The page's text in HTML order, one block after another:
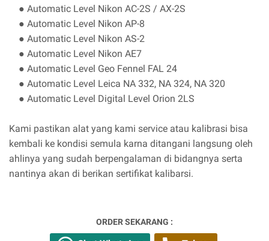
● Automatic Level Nikon AC-2S / AX-2S
● Automatic Level Nikon AP-8
● Automatic Level Nikon AS-2
● Automatic Level Nikon AE7
● Automatic Level Geo Fennel FAL 24
● Automatic Level Leica NA 332, NA 324, NA 320
● Automatic Level Digital Level Orion 2LS
Kami pastikan alat yang kami service atau kalibrasi bisa
kembali ke kondisi semula karna ditangani langsung oleh
ahlinya yang sudah berpengalaman di bidangnya serta
nantinya akan di berikan sertifikat kalibarsi.
ORDER SEKARANG :